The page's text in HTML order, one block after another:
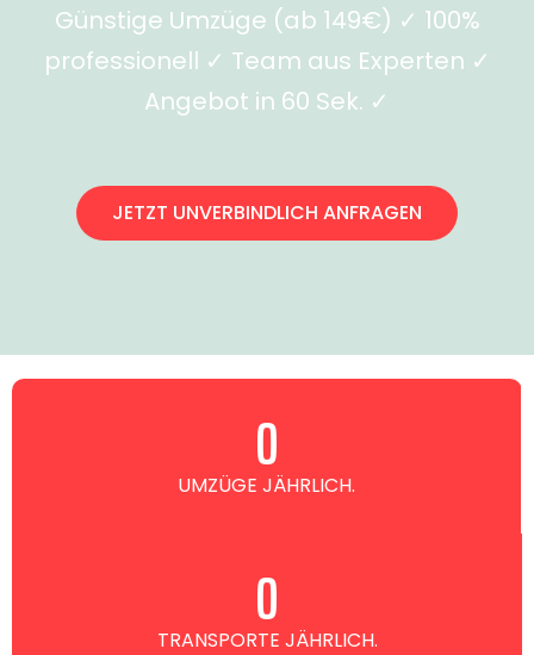
Günstige Umzüge (ab 149€) ✓ 100%
professionell ✓ Team aus Experten ✓
Angebot in 60 Sek. ✓
JETZT UNVERBINDLICH ANFRAGEN
UMZÜGE JÄHRLICH.
0
TRANSPORTE JÄHRLICH.
0